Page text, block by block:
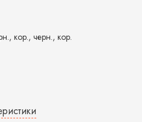
кор., черн., кор.